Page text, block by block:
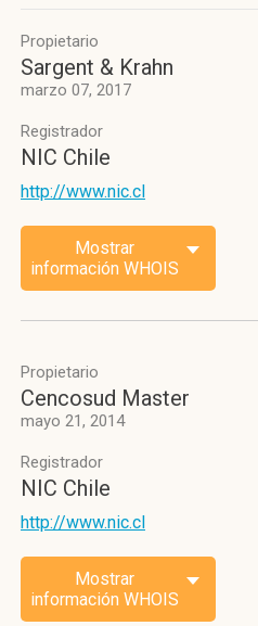
Propietario
Sargent & Krahn
marzo 07, 2017
Registrador
NIC Chile
http://www.nic.cl
Mostrar
información WHOIS
Propietario
Cencosud Master
mayo 21, 2014
Registrador
NIC Chile
http://www.nic.cl
Mostrar
información WHOIS